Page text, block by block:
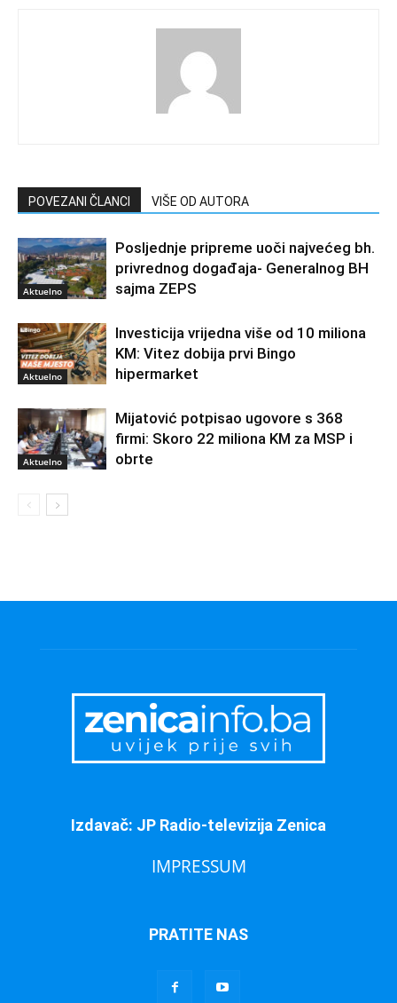
POVEZANI ČLANCI VIŠE OD AUTORA
Aktuelno
Posljednje pripreme uoči najvećeg bh.
privrednog događaja- Generalnog BH
sajma ZEPS
Aktuelno
Investicija vrijedna više od 10 miliona
KM: Vitez dobija prvi Bingo
hipermarket
Aktuelno
Mijatović potpisao ugovore s 368
firmi: Skoro 22 miliona KM za MSP i
obrte
Izdavač: JP Radio-televizija Zenica
IMPRESSUM
PRATITE NAS